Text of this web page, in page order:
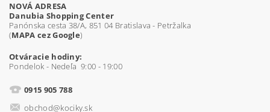
NOVÁ ADRESA
Danubia Shopping Center
Panónska cesta 38/A, 851 04 Bratislava - Petržalka
(MAPA cez Google)
Otváracie hodiny:
Pondelok - Nedeľa 9:00 - 19:00
0915 905 788
obchod@kociky.sk